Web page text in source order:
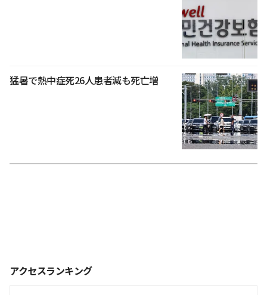
猛暑で熱中症死26人患者減も死亡増
アクセスランキング